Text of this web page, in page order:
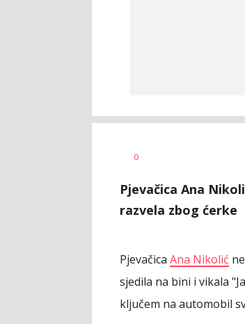
AUTOR
0
Pjevačica Ana
razvela zbog ćerke
Pjevačica Ana Nikolić
sjedila na bini i vikala
ključem na automobil